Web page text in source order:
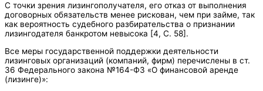
С точки зрения лизингополучателя, его отказ от выполнения
договорных обязательств менее рискован, чем при займе, так
как вероятность судебного разбирательства о признании
лизингодателя банкротом невысока [4, С. 58].
Все меры государственной поддержки деятельности
лизинговых организаций (компаний, фирм) перечислены в ст.
36 Федерального закона №164-ФЗ «О финансовой аренде
(лизинге)»: